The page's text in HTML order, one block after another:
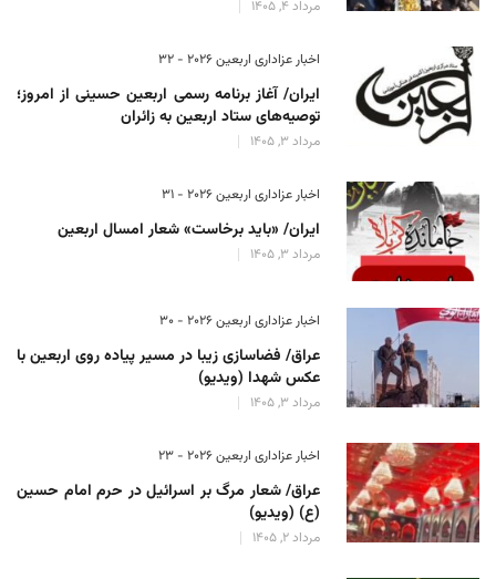
مرداد 4, 1405
اخبار عزاداری اربعین ۲۰۲۶ - 32
ایران/ آغاز برنامه رسمی اربعین حسینی از امروز؛
توصیه‌های ستاد اربعین به زائران
مرداد 3, 1405
اخبار عزاداری اربعین ۲۰۲۶ - 31
ایران/ «باید برخاست» شعار امسال اربعین
مرداد 3, 1405
اخبار عزاداری اربعین ۲۰۲۶ - 30
عراق/ فضاسازی زیبا در مسیر پیاده روی اربعین با
عکس شهدا (ویدیو)
مرداد 3, 1405
اخبار عزاداری اربعین ۲۰۲۶ - 23
عراق/ شعار مرگ بر اسرائیل در حرم امام حسین
(ع) (ویدیو)
مرداد 2, 1405